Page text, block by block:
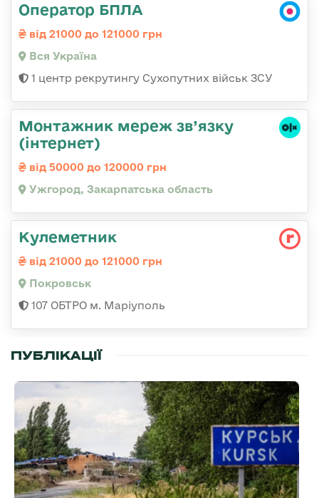
Оператор БПЛА
від 21000 до 121000 грн
Вся Україна
1 центр рекрутингу Сухопутних військ ЗСУ
Монтажник мереж зв’язку
(інтернет)
від 50000 до 120000 грн
Ужгород, Закарпатська область
Кулеметник
від 21000 до 121000 грн
Покровськ
107 ОБТРО м. Маріуполь
ПУБЛІКАЦІЇ